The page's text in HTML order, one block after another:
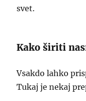
svet.
Kako širiti
Vsakdo lahko
Tukaj je nekaj